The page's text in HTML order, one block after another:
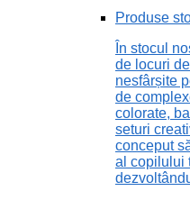
Produse
În stocul
de locuri
nesfârșite
de
colorate,
seturi
conceput
al copilului